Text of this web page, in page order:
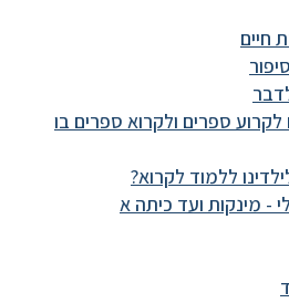
חיים
לקרוע ספרים ולקרוא ספרים בו
ללמוד לקרוא?
- מינקות ועד כיתה א